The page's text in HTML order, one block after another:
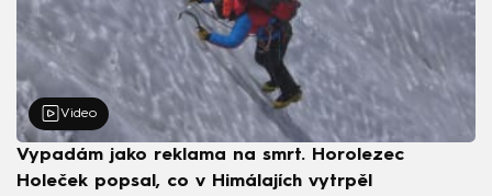
Video
Vypadám jako reklama na smrt. Horolezec
Holeček popsal, co v Himálajích vytrpěl